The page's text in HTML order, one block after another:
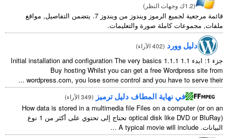
)
قائمة مرجعية لجميع الرموز ويندوز من ويندوز 7. يتضمن التفاصيل, مواقع
صورة والتعليمات.
402 الآراء )
Initial installation and configuration The very basics
Buy hosting Whilst you can get a
wordpress.com, you lose some control and
...
المطاف دليل ترميز 349 الآراء
How data is stored in a multimedia file Files on
optical
) تحتاج إلى تحتوي على أكثر من 1 نوع
A typical
...